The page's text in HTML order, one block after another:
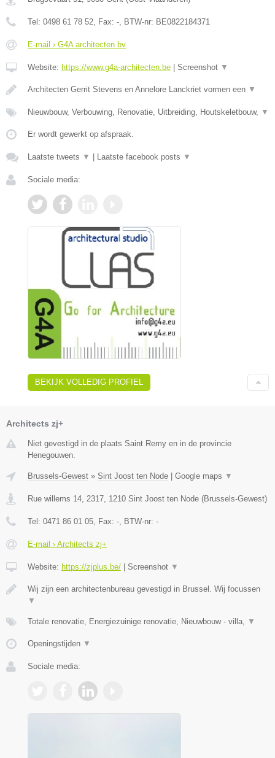
Tel: 0498 61 78 52, Fax: -, BTW-nr: BE0822184371
E-mail › G4A architecten bv
Website: https://www.g4a-architecten.be Screenshot ▼
Architecten Gerrit Stevens en Annelore Lanckriet vormen een ▼
Nieuwbouw, Verbouwing, Renovatie, Uitbreiding, Houtskeletbouw, ▼
Er wordt gewerkt op afspraak.
Laatste tweets ▼ Laatste facebook posts ▼
Sociale media:
BEKIJK VOLLEDIG PROFIEL
Architects zj+
Niet gevestigd in de plaats Saint Remy en in de provincie
Henegouwen.
Brussels-Gewest » Sint Joost ten Node Google maps ▼
Rue willems 14, 2317, 1210 Sint Joost ten Node (Brussels-Gewest)
Tel: 0471 86 01 05, Fax: -, BTW-nr: -
E-mail › Architects zj+
Website: https://zjplus.be/ Screenshot ▼
Wij zijn een architectenbureau gevestigd in Brussel. Wij focussen
▼
Totale renovatie, Energiezuinige renovatie, Nieuwbouw - villa, ▼
Openingstijden ▼
Sociale media: